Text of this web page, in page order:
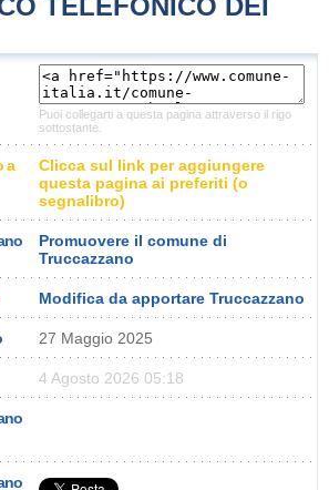
TELEFONICO DEI
Puoi collegarti a questa pagina attraverso il rigo
sottostante.
a
Clicca sul link per aggiungere
questa pagina ai preferiti (o
segnalibro)
Promuovere il comune di
Truccazzano
Modifica da apportare Truccazzano
27 Maggio 2025
4 Agosto 2026 05:18